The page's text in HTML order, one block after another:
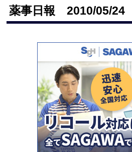
薬事日報 2010/05/24